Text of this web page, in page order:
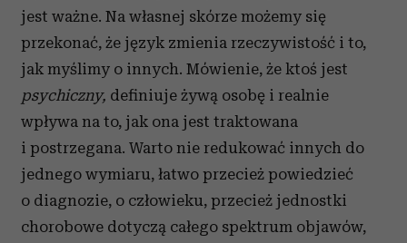
jest ważne. Na własnej skórze możemy się
przekonać, że język zmienia rzeczywistość i to,
jak myślimy o innych. Mówienie, że ktoś jest
psychiczny, definiuje żywą osobę i realnie
wpływa na to, jak ona jest traktowana
i postrzegana. Warto nie redukować innych do
jednego wymiaru, łatwo przecież powiedzieć
o diagnozie, o człowieku, przecież jednostki
chorobowe dotyczą całego spektrum objawów,